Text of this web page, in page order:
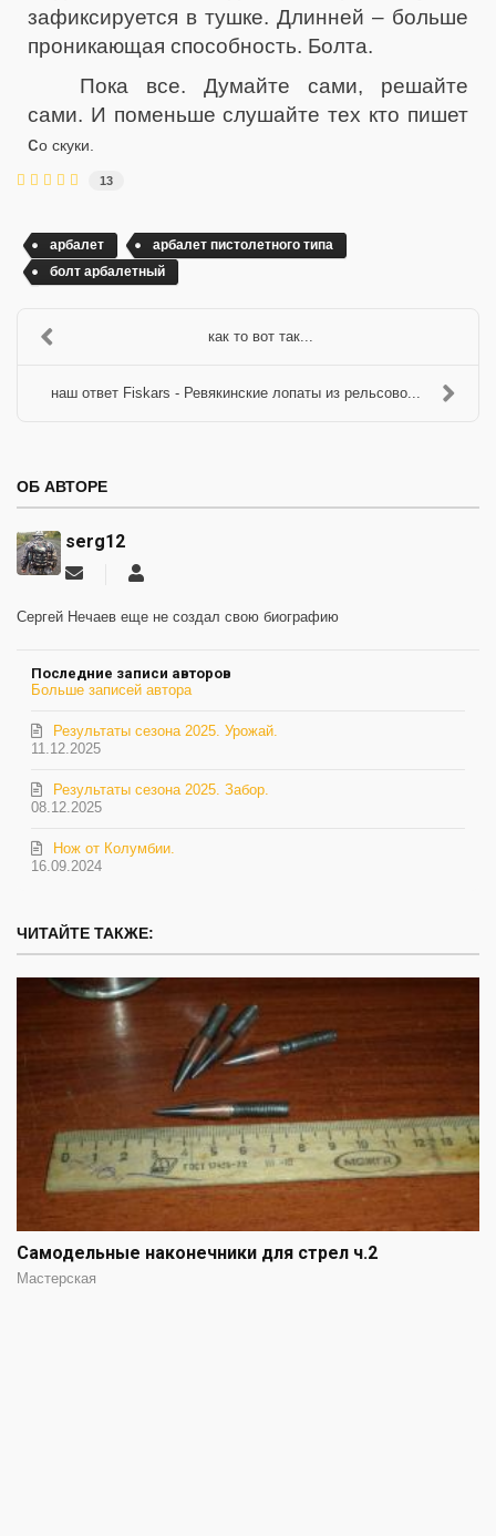
зафиксируется в тушке. Длинней – больше
проникающая способность. Болта.
Пока все. Думайте сами, решайте
сами. И поменьше слушайте тех кто пишет
со скуки.
13
арбалет
арбалет пистолетного типа
болт арбалетный
как то вот так...
наш ответ Fiskars - Ревякинские лопаты из рельсово...
ОБ АВТОРЕ
serg12
Подписаться
обновление
Сергей Нечаев еще не создал свою биографию
Последние записи авторов
Больше записей автора
11.12.2025
Результаты сезона 2025. Урожай.
08.12.2025
Результаты сезона 2025. Забор.
16.09.2024
Нож от Колумбии.
ЧИТАЙТЕ ТАКЖЕ:
Самодельные наконечники для стрел ч.2
Мастерская